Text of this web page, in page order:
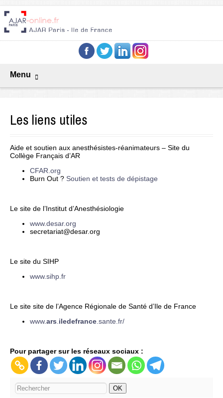
Menu
Les liens utiles
Aide et soutien aux anesthésistes-réanimateurs – Site du
Collège Français d’AR
CFAR.org
Burn Out ? Soutien et tests de dépistage
Le site de l’Institut d’Anesthésiologie
www.desar.org
secretariat@desar.org
Le site du SIHP
www.sihp.fr
Le site site de l’Agence Régionale de Santé d’Ile de France
www.ars iledefrance .sante.fr/
Pour partager sur les réseaux sociaux :